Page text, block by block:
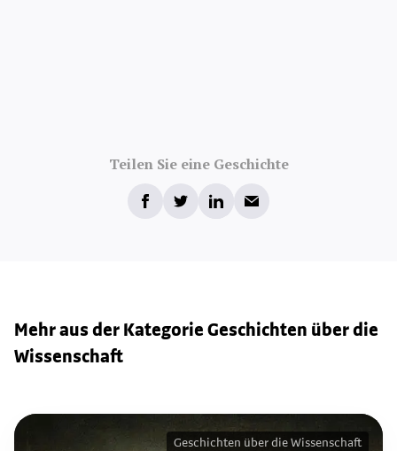
Teilen Sie eine Geschichte
Mehr aus der Kategorie Geschichten über die
Wissenschaft
Geschichten über die Wissenschaft